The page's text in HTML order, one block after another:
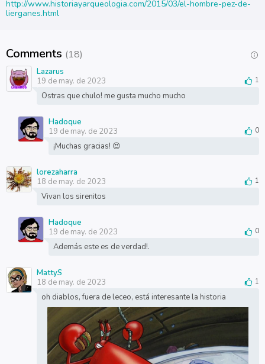
http://www.historiayarqueologia.com/2015/03/el-hombre-pez-de-
lierganes.html
Comments (18)
Lazarus
19 de may. de 2023
1
Ostras que chulo! me gusta mucho mucho
Hadoque
19 de may. de 2023
0
¡Muchas gracias! 😍
lorezaharra
18 de may. de 2023
1
Vivan los sirenitos
Hadoque
19 de may. de 2023
0
Además este es de verdad!.
MattyS
18 de may. de 2023
1
oh diablos, fuera de leceo, está interesante la historia